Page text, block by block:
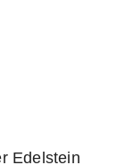
Edelstein